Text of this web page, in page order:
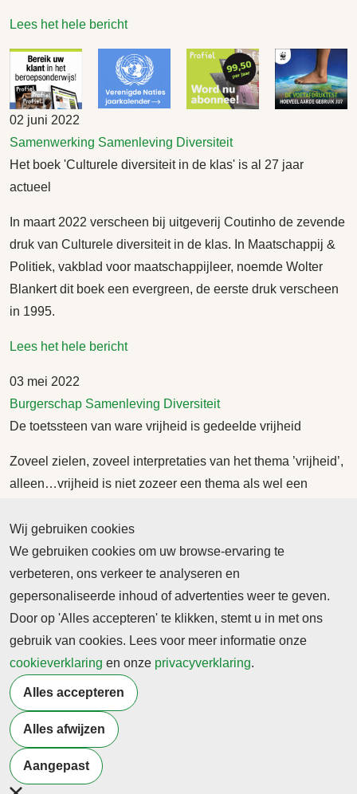
Lees het hele bericht
02 juni 2022
Samenwerking Samenleving Diversiteit
Het boek 'Culturele diversiteit in de klas' is al 27 jaar
actueel
In maart 2022 verscheen bij uitgeverij Coutinho de zevende
druk van Culturele diversiteit in de klas. In Maatschappij &
Politiek, vakblad voor maatschappijleer, noemde Wolter
Blankert dit boek een evergreen, de eerste druk verscheen
in 1995.
Lees het hele bericht
03 mei 2022
Burgerschap Samenleving Diversiteit
De toetssteen van ware vrijheid is gedeelde vrijheid
Zoveel zielen, zoveel interpretaties van het thema ’vrijheid’,
alleen…vrijheid is niet zozeer een thema als wel een
‘iets’ dat eenieder van ons gegeven is want inherent aan
onze wezenskern.
23 februari 2022
Burgerschap Samenleving Diversiteit
Serena Does benoemd tot bijzonder hoogleraar Sociale
Ongelijkheid & Veerkracht
Serena Does is benoemd tot bijzonder hoogleraar Sociale
Ongelijkheid & Veerkracht.
Lees het hele bericht
Wij gebruiken cookies
We gebruiken cookies om uw browse-ervaring te
verbeteren, ons verkeer te analyseren en
gepersonaliseerde inhoud of advertenties weer te geven.
Door op 'Alles accepteren' te klikken, stemt u in met ons
gebruik van cookies. Lees voor meer informatie onze
cookieverklaring en onze privacyverklaring.
Alles accepteren
Alles afwijzen
Aangepast